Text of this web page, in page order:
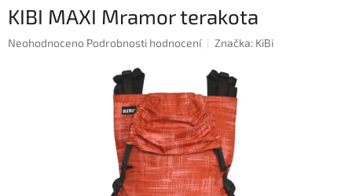
KIBI MAXI Mramor terakota
Průměrné
Neohodnoceno Podrobnosti hodnocení Značka: KiBi